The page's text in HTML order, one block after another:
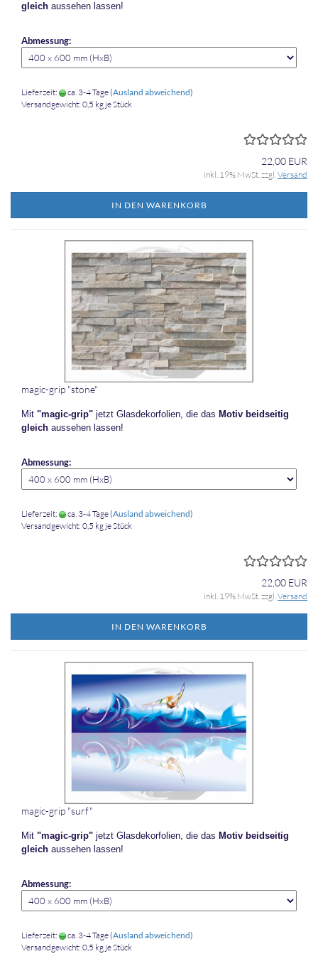
gleich aus­se­hen las­sen!
Abmessung:
Lieferzeit: ca. 3-4 Tage(Ausland abweichend)
Versandgewicht: 0,5 kg je Stück
22,00 EUR
inkl. 19% MwSt. zzgl.Versand
IN DEN WARENKORB
magic-​​grip "stone"
Mit "magic-​grip" jetzt Glas­de­kor­fo­li­en, die das Motiv beid­sei­tig
gleich aus­se­hen las­sen!
Abmessung:
Lieferzeit: ca. 3-4 Tage(Ausland abweichend)
Versandgewicht: 0,5 kg je Stück
22,00 EUR
inkl. 19% MwSt. zzgl.Versand
IN DEN WARENKORB
magic-​​grip "surf"
Mit "magic-​grip" jetzt Glas­de­kor­fo­li­en, die das Motiv beid­sei­tig
gleich aus­se­hen las­sen!
Abmessung:
Lieferzeit: ca. 3-4 Tage(Ausland abweichend)
Versandgewicht: 0,5 kg je Stück